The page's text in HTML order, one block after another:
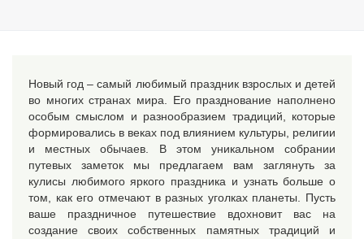
Новый год – самый любимый праздник взрослых и детей
во многих странах мира. Его празднование наполнено
особым смыслом и разнообразием традиций, которые
формировались в веках под влиянием культуры, религии
и местных обычаев. В этом уникальном собрании
путевых заметок мы предлагаем вам заглянуть за
кулисы любимого яркого праздника и узнать больше о
том, как его отмечают в разных уголках планеты. Пусть
ваше праздничное путешествие вдохновит вас на
создание своих собственных памятных традиций и